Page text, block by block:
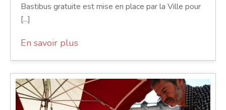
Bastibus gratuite est mise en place par la Ville pour
[...]
En savoir plus